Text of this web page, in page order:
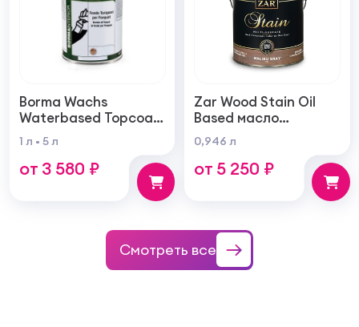
Borma Wachs
Waterbased Topcoat
Varnish For Parquet
Грунт для паркета на
водной основе для
внутренних работ
1 л 5 л
от 3 580 ₽
Zar Wood Stain Oil
Based масло
тонирующая по
дереву
0,946 л
от 5 250 ₽
Смотреть все